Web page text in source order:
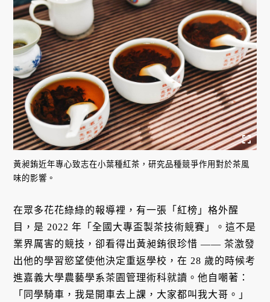
黃昶銪近年專心致志在小葉種紅茶，研究品種競爭作用對於茶風
味的影響。
在眾多花花綠綠的報導裡，有一張「紅榜」格外醒
目，是 2022 年「全國大專盃製茶技術競賽」。這不是
業界厲害的競技，卻看得出黃昶銪很珍惜 —— 茶激發
出他的學習慾望使他決定重返學校，在 28 歲的時候考
進嘉義大學農藝學系茶園管理術科就讀。他自嘲著：
「同學騎車，我是開車去上課，大家都叫我大哥。」